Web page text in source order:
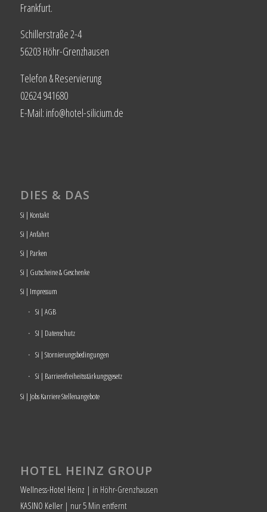
Frankfurt.
Schillerstraße 2-4
56203 Höhr-Grenzhausen
Telefon & Reservierung
02624 941680
E-Mail: info@hotel-silicium.de
DIES & DAS
Si | Kontakt
Si | Anfahrt
Si | Parken
Si | Gutscheine & Geschenke
Si | Impressum
Si | AGB
SI | Datenschutz
Si | Stornierungsbedingungen
Si | Barrierefreiheitsstärkungsgesetz
Si | Jobs Karriere Stellenangebote
HOTEL HEINZ GROUP
Wellness-Hotel Heinz | in Höhr-Grenzhausen
KASINO Keller| nur 5 Min entfernt